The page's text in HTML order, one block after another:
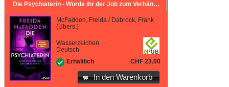
Die Psychiaterin - Wurde ihr der Job zum Verhängnis?
McFadden, Freida / Dabrock, Frank
(Übers.)
Wasserzeichen
Deutsch
Erhältlich
CHF 23.00
In den Warenkorb